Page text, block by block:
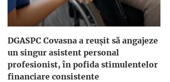
DGASPC Covasna a reuşit să angajeze
un singur asistent personal
profesionist, în pofida stimulentelor
financiare consistente